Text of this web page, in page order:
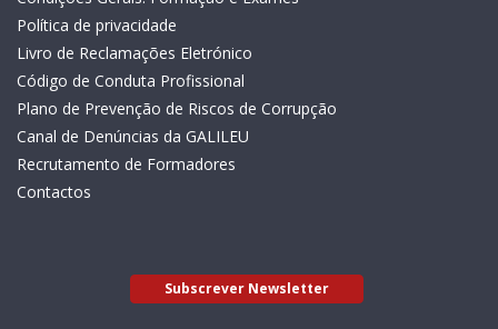
Política de privacidade
Livro de Reclamações Eletrónico
Código de Conduta Profissional
Plano de Prevenção de Riscos de Corrupção
Canal de Denúncias da GALILEU
Recrutamento de Formadores
Contactos
Subscrever Newsletter